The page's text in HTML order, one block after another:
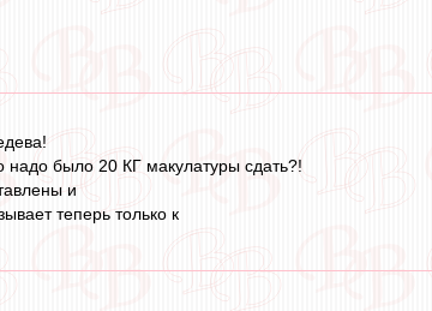
надо было 20 КГ макулатуры сдать?!
и
теперь только к